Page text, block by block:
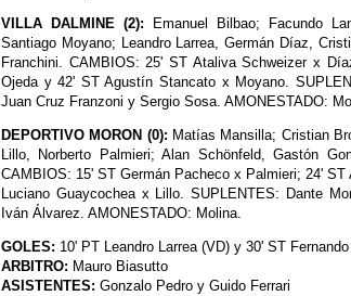
VILLA DALMINE (2): Emanuel Bilbao; Facundo
Santiago Moyano; Leandro Larrea, Germán Díaz,
Franchini. CAMBIOS: 25' ST Ataliva Schweizer x
Ojeda y 42' ST Agustín Stancato x Moyano.
Juan Cruz Franzoni y Sergio Sosa. AMONESTADO:
DEPORTIVO MORON (0): Matías Mansilla; Cristian
Lillo, Norberto Palmieri; Alan Schönfeld, Gastón
CAMBIOS: 15' ST Germán Pacheco x Palmieri; 24'
Luciano Guaycochea x Lillo. SUPLENTES: Dante
Iván Álvarez. AMONESTADO: Molina.
GOLES: 10' PT Leandro Larrea (VD) y 30' ST
ARBITRO: Mauro Biasutto
ASISTENTES: Gonzalo Pedro y Guido Ferrari